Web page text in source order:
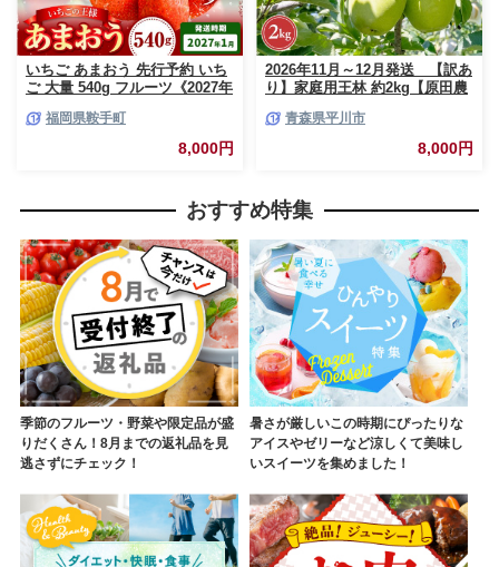
いちご あまおう 先行予約 いち
ご 大量 540g フルーツ《2027年
だもの 果物 福岡県 鞍手町【配
福岡県鞍手町
8,000円
2026年11月～12月発送 【訳あ
り】家庭用王林 約2kg【原田農
りんご リンゴ 林檎 くだもの 果
青森県平川市
8,000円
おすすめ特集
季節のフルーツ・野菜や限定品が盛
りだくさん！8月までの返礼品を見
逃さずにチェック！
暑さが厳しいこの時期にぴったりな
アイスやゼリーなど涼しくて美味し
いスイーツを集めました！